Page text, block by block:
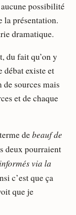
possibilité
la présentation.
dramatique.
du fait qu’on y
débat existe et
sources mais
et de chaque
debeauf de
deux pourraient
via la
c’est que ça
que je